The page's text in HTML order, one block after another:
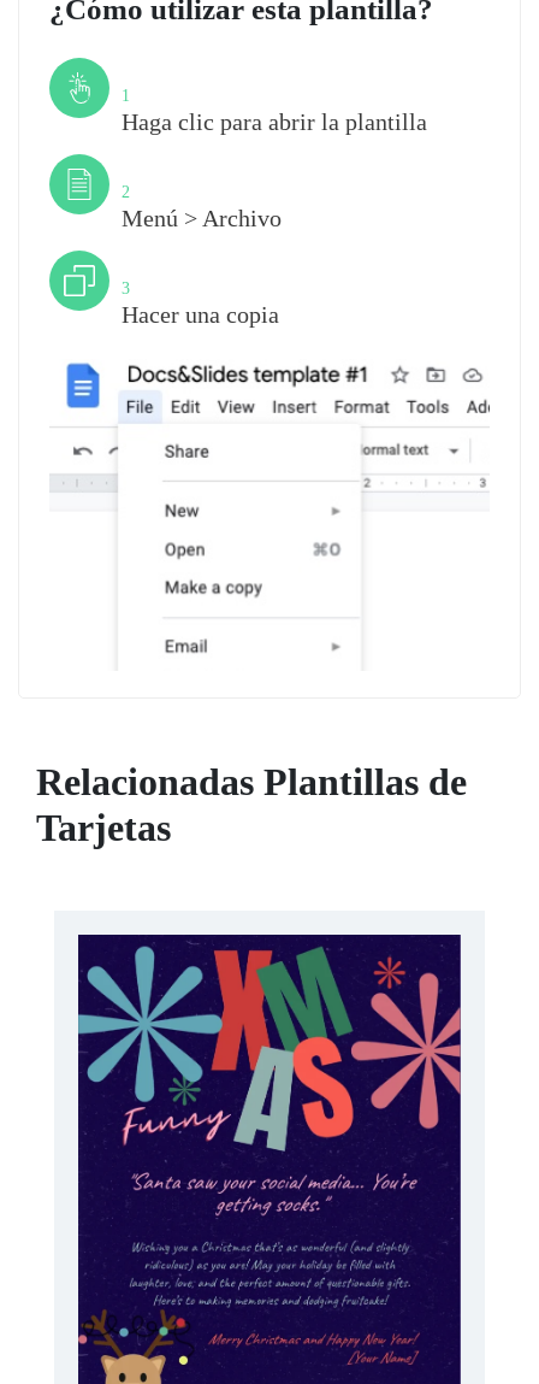
¿Cómo utilizar esta plantilla?
1
Haga clic para abrir la plantilla
2
Menú > Archivo
3
Hacer una copia
Relacionadas Plantillas de
Tarjetas